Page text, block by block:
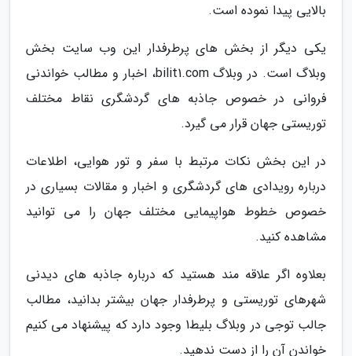
بالایی پیدا نموده است.
یکی دیگر از بخش های پرطرفدار این وب سایت بخش
وبلاگ است. در وبلاگ bilit1.com، اخبار و مطالب خواندنی
فروانی در خصوص جاذبه های گردشگری نقاط مختلف
توریستی جهان قرار می گیرد.
در این بخش نکات مرتبط با سفر و تور هوایی، اطلاعات
درباره رویدادی های گردشگری و اخبار و مقالات بسیاری در
خصوص خطوط هواپیمایی مختلف جهان را می توانید
مشاهده کنید.
بعلاوه اگر علاقه مند هستید که درباره جاذبه های دیدنی
شهرهای توریستی و پرطرفدار جهان بیشتر بدانید، مطالب
جالب توجی در وبلاگ بلیط1 وجود دارد که پیشنهاد می کنیم
خواندن آن را از دست ندهید.